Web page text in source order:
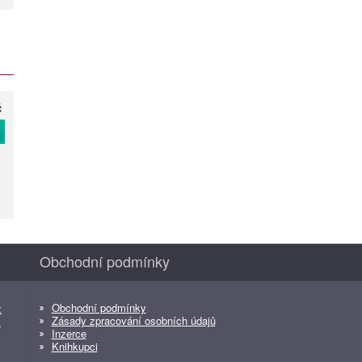
Obchodní podmínky
Obchodní podmínky
Zásady zpracování osobních údajů
Inzerce
Knihkupci